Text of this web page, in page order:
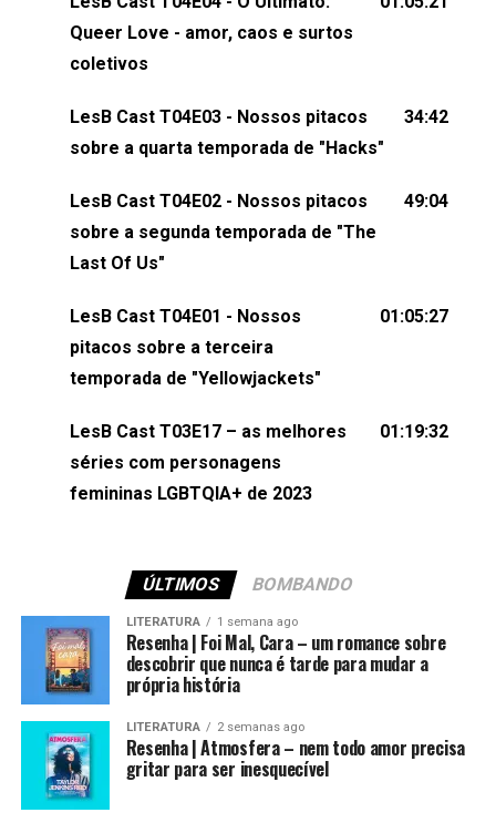
claro, tudo o que esse reality nos fez pensar (e rir)
sobre amor sáfico!Você também pode participar
comentários, perguntas ou qualquer outra coisa,
nos envie uma mensagem pelas redes sociais ou
esqueça de visitar nosso site e também redes
sociais:Twitter: ⁠⁠⁠⁠@lesbout_br⁠⁠⁠⁠ Instagram: ⁠⁠⁠⁠@lesbout_br⁠⁠⁠⁠
(⁠⁠⁠⁠⁠⁠@KarolenPassos⁠⁠⁠⁠⁠⁠)Participação de Bruna Fentanes
(⁠⁠⁠⁠@brunarfentanes⁠⁠⁠⁠) e Pollyelly FlorêncioEdição de
Naiady Machado
Queer Love - amor, caos e surtos
coletivos
LesB Cast T04E03 - Nossos pitacos
sobre a quarta temporada de "Hacks"
34:42
LesB Cast T04E02 - Nossos pitacos
sobre a segunda temporada de "The
Last Of Us"
49:04
LesB Cast T04E01 - Nossos
pitacos sobre a terceira
temporada de "Yellowjackets"
01:05:27
LesB Cast T03E17 – as melhores
séries com personagens
femininas LGBTQIA+ de 2023
01:19:32
ÚLTIMOS BOMBANDO
LITERATURA 1 semana ago
Resenha | Foi Mal, Cara – um romance sobre
descobrir que nunca é tarde para mudar a
própria história
LITERATURA 2 semanas ago
Resenha | Atmosfera – nem todo amor precisa
gritar para ser inesquecível